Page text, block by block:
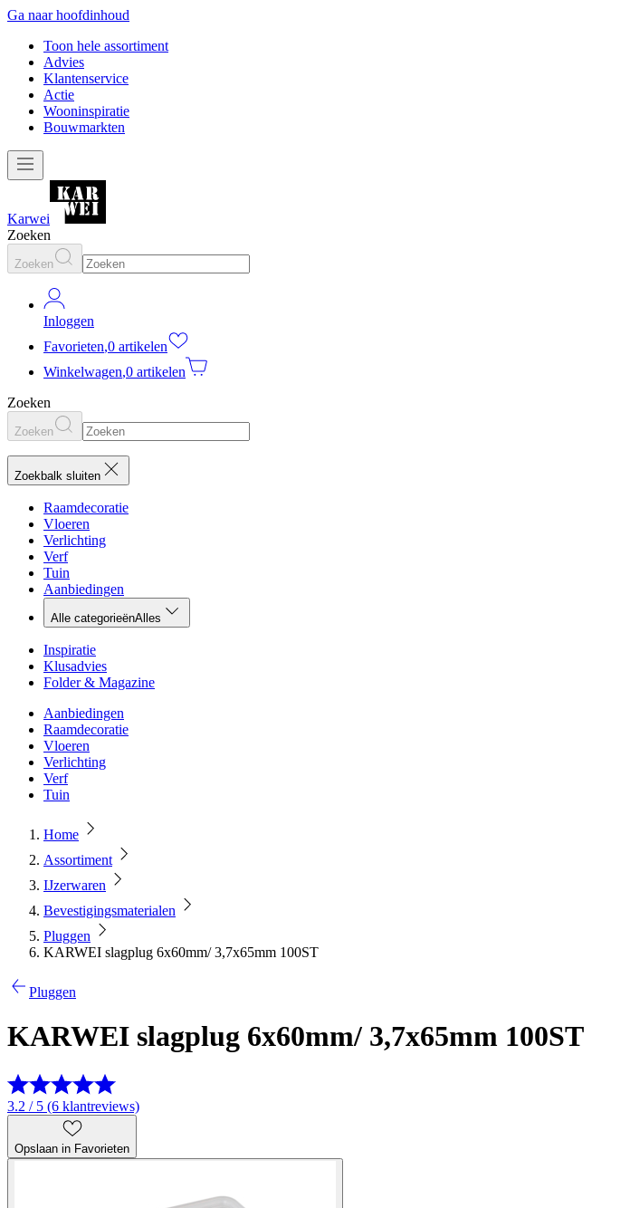
Ga naar hoofdinhoud
Toon hele assortiment
Advies
Klantenservice
Actie
Wooninspiratie
Bouwmarkten
Karwei
Zoeken
Zoeken
Inloggen
Favorieten,0 artikelen
Winkelwagen,0 artikelen
Zoeken
Zoeken
Zoekbalk sluiten
Raamdecoratie
Vloeren
Verlichting
Verf
Tuin
Aanbiedingen
Alle categorieënAlles
Inspiratie
Klusadvies
Folder & Magazine
Aanbiedingen
Raamdecoratie
Vloeren
Verlichting
Verf
Tuin
Home
Assortiment
IJzerwaren
Bevestigingsmaterialen
Pluggen
KARWEI slagplug 6x60mm/ 3,7x65mm 100ST
Pluggen
KARWEI slagplug 6x60mm/ 3,7x65mm 100ST
3.2 / 5 (6 klantreviews)
Opslaan in Favorieten